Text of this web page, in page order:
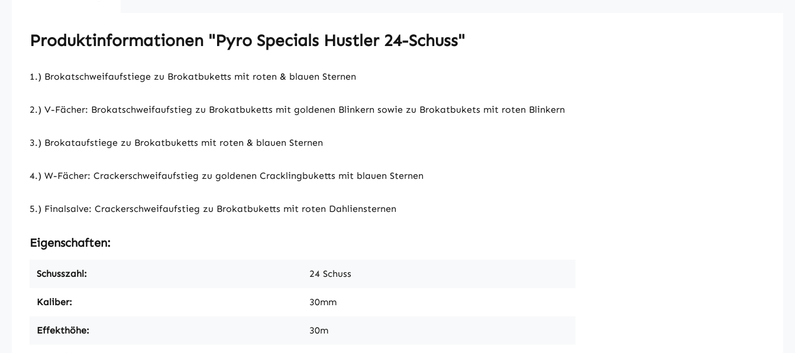
Produktinformationen "Pyro Specials Hustler 24-Schuss"
1.) Brokatschweifaufstiege zu Brokatbuketts mit roten & blauen Sternen
2.) V-Fächer: Brokatschweifaufstieg zu Brokatbuketts mit goldenen Blinkern sowie zu Brokatbukets mit roten Blinkern
3.) Brokataufstiege zu Brokatbuketts mit roten & blauen Sternen
4.) W-Fächer: Crackerschweifaufstieg zu goldenen Cracklingbuketts mit blauen Sternen
5.) Finalsalve: Crackerschweifaufstieg zu Brokatbuketts mit roten Dahliensternen
Eigenschaften:
Schusszahl: 24 Schuss
Kaliber: 30mm
Effekthöhe: 30m